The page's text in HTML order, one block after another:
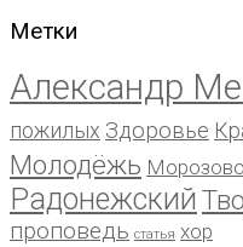
Метки
Александр
пожилых Здоровье
Молодёжь Морозово
Радонежский
проповедь статья хор